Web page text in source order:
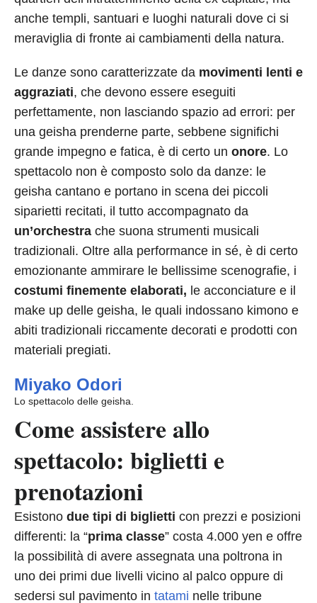
anche templi, santuari e luoghi naturali dove ci si
meraviglia di fronte ai cambiamenti della natura.
Le danze sono caratterizzate da movimenti lenti e
aggraziati, che devono essere eseguiti
perfettamente, non lasciando spazio ad errori: per
una geisha prenderne parte, sebbene significhi
grande impegno e fatica, è di certo un onore. Lo
spettacolo non è composto solo da danze: le
geisha cantano e portano in scena dei piccoli
siparietti recitati, il tutto accompagnato da
un’orchestra che suona strumenti musicali
tradizionali. Oltre alla performance in sé, è di certo
emozionante ammirare le bellissime scenografie, i
costumi finemente elaborati, le acconciature e il
make up delle geisha, le quali indossano kimono e
abiti tradizionali riccamente decorati e prodotti con
materiali pregiati.
Miyako Odori
Lo spettacolo delle geisha.
Come assistere allo
spettacolo: biglietti e
prenotazioni
Esistono d ue tipi di biglietti con prezzi e posizioni
differenti: la “prima classe” costa 4.000 yen e offre
la possibilità di avere assegnata una poltrona in
uno dei primi due livelli vicino al palco oppure di
sedersi sul pavimento in tatami nelle tribune